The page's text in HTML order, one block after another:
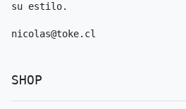
su estilo.
nicolas@toke.cl
SHOP